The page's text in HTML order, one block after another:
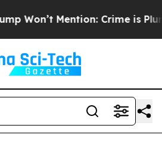
Mention: Crime is